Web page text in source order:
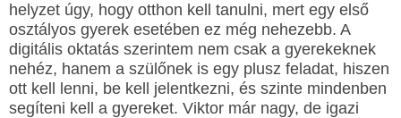
helyzet úgy, hogy otthon kell tanulni, mert egy első
osztályos gyerek esetében ez még nehezebb. A
digitális oktatás szerintem nem csak a gyerekeknek
nehéz, hanem a szülőnek is egy plusz feladat, hiszen
ott kell lenni, be kell jelentkezni, és szinte mindenben
segíteni kell a gyereket. Viktor már nagy, de igazi